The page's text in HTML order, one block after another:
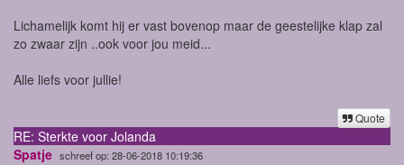
Lichamelijk komt hij er vast bovenop maar de geestelijke klap zal
zo zwaar zijn ..ook voor jou meid...
Alle liefs voor jullie!
Quote
RE: Sterkte voor Jolanda
Spatje schreef op: 28-06-2018 10:19:36